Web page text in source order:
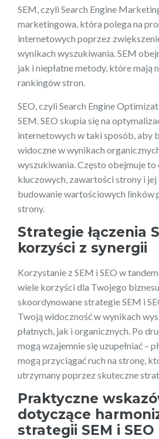
SEM, czyli Search Engine
marketingowa, która polega na
internetowych poprzez
wynikach wyszukiwania. SEM
jak i niepłatne metody, które mają
rankingów stron.
SEO, czyli Search Engine
SEM. SEO skupia się na
internetowych w taki sposób, aby
widoczne w wynikach
wyszukiwania. Często obejmuje to
kluczowych, zawartości strony i
budowanie wartościowych linków
strony.
Strategie łączenia
korzyści z synergii
Korzystanie z SEM i SEO w
wiele korzyści dla Twojego
skoordynowane strategie SEM i
Twoją widoczność w wynikach
płatnych, jak i organicznych. Po
mogą wzajemnie się uzupełniać –
mogą przyciągać ruch na stronę,
utrzymany poprzez skuteczne
Praktyczne
dotyczące
strategii SEM i SEO